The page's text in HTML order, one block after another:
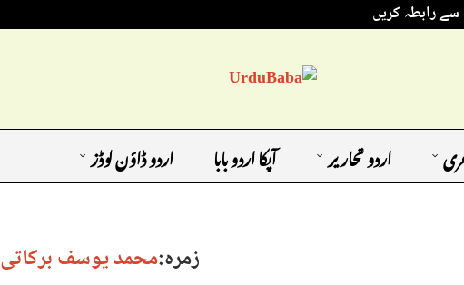
سے رابطہ کریں
اردو تحاریر آپکا اردو بابا اردو ڈاؤن لوڈز
زمرہ:محمد یوسف برکاتی